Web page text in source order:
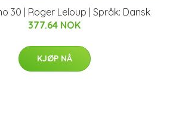
30 | Roger Leloup | Språk: Dansk
377.64 NOK
KJØP NÅ